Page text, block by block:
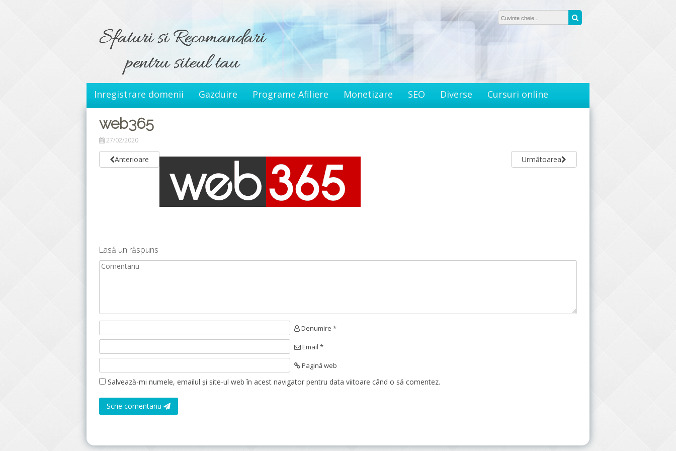
Inregistrare domenii Gazduire Programe Afiliere Monetizare SEO Diverse Cursuri online
web365
27/02/2020
Anterioare Următoarea
Lasă un răspuns
Denumire *
Email *
Pagină web
Salvează-mi numele, emailul și site-ul web în acest navigator pentru data viitoare când o să comentez.
Scrie comentariu